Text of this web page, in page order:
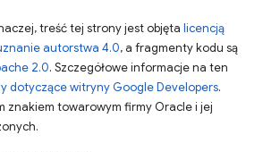
treść tej strony jest objęta licencją
autorstwa 4.0, a fragmenty kodu są
2.0. Szczegółowe informacje na ten
dotyczące witryny Google Developers.
znakiem towarowym firmy Oracle i jej